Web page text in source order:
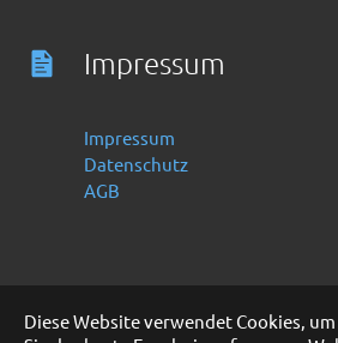
Diese Website verwendet Cookies,
Impressum
Impressum
Datenschutz
AGB